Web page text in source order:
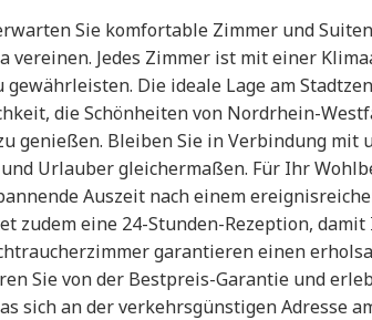
Sie komfortable Zimmer und
vereinen. Jedes Zimmer ist mit einer
Die ideale Lage am
die Schönheiten von Nordrhein-
genießen. Bleiben Sie in Verbindung mit
Urlauber gleichermaßen. Für Ihr
Auszeit nach einem
zudem eine 24-Stunden-Rezeption,
garantieren einen
Sie von der Bestpreis-Garantie und
sich an der verkehrsgünstigen Adresse